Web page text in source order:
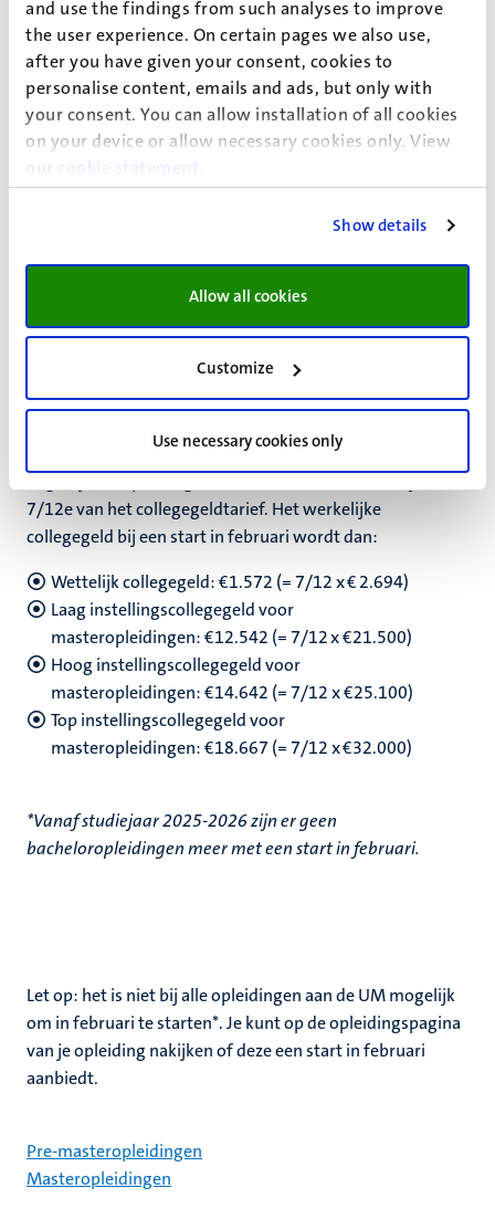
and use the findings from such analyses to improve
the user experience. On certain pages we also use,
after you have given your consent, cookies to
personalise content, emails and ads, but only with
your consent. You can allow installation of all cookies
on your device or allow necessary cookies only. View
our
cookie statement
Show details
Allow all cookies
Customize
Use necessary cookies only
masteropleiding in februari 2026*
Begint jouw opleiding in februari 2026, dan betaal je
7/12e van het collegegeldtarief. Het werkelijke
collegegeld bij een start in februari wordt dan:
Wettelijk collegegeld: €1.517 (= 7/12 x
Laag instellingscollegegeld voor
masteropleidingen: €12.483 (= 7/12 x €21.400)
masteropleidingen: €14.583 (= 7/12 x €25.000)
Top instellingscollegegeld voor
masteropleidingen: €18.667 (= 7/12 x €32.000)
Collegegelden voor start
masteropleiding in februari 2027*
7/12e van het collegegeldtarief. Het werkelijke
collegegeld bij een start in februari wordt dan:
Wettelijk collegegeld: €1.572 (= 7/12 x € 2.694)
Laag instellingscollegegeld voor
masteropleidingen: €12.542 (= 7/12 x €21.500)
Hoog instellingscollegegeld voor
masteropleidingen: €14.642 (= 7/12 x €25.100)
Top instellingscollegegeld voor
masteropleidingen: €18.667 (= 7/12 x €32.000)
*Vanaf studiejaar 2025-2026 zijn er geen
bacheloropleidingen meer met een start in februari.
Let op: het is niet bij alle opleidingen aan de UM mogelijk
om in februari te starten*. Je kunt op de opleidingspagina
van je opleiding nakijken of deze een start in februari
aanbiedt.
Pre-masteropleidingen
Masteropleidingen